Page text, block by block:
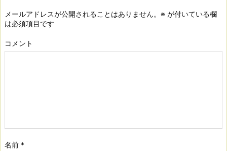
メールアドレスが公開されることはありません。 ※ が付いている欄
は必須項目です
コメント
名前 *